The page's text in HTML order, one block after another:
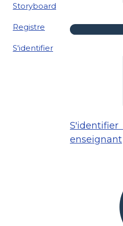
Storyboard
Registre
S'identifier
S'identifier
enseignant